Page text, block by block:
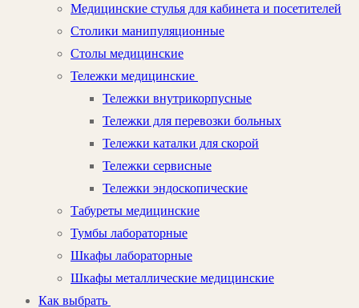
Медицинские стулья для кабинета и посетителей
Столики манипуляционные
Столы медицинские
Тележки медицинские
Тележки внутрикорпусные
Тележки для перевозки больных
Тележки каталки для скорой
Тележки сервисные
Тележки эндоскопические
Табуреты медицинские
Тумбы лабораторные
Шкафы лабораторные
Шкафы металлические медицинские
Как выбрать